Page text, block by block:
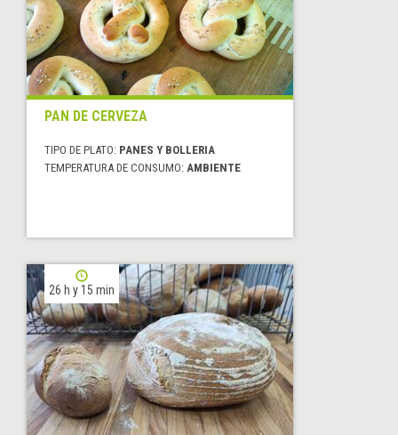
PAN DE CERVEZA
TIPO DE PLATO: PANES Y BOLLERIA
TEMPERATURA DE CONSUMO: AMBIENTE
26 h y 15 min